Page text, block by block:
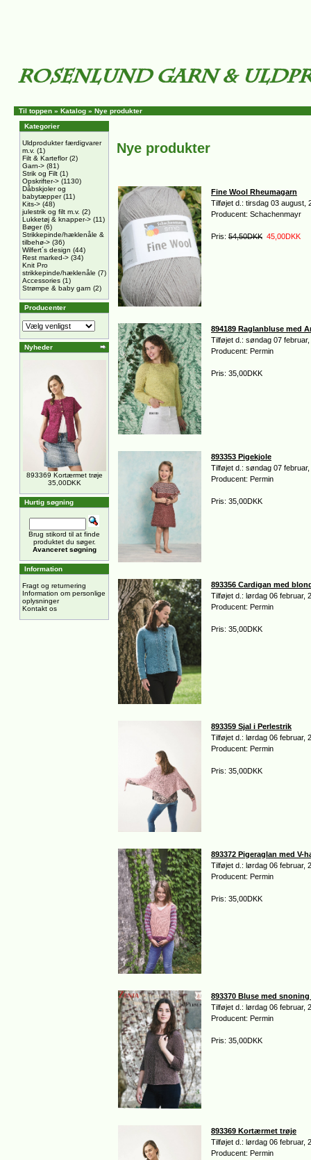
Til toppen » Katalog » Nye produkter
Kategorier
Uldprodukter færdigvarer
m.v. (1)
Filt & Karteflor(2)
Garn-> (81)
Strik og Filt (1)
Opskrifter-> (1130)
Dåbskjoler og
babytæpper(11)
Kits-> (48)
julestrik og filt m.v. (2)
Lukketøj & knapper-> (11)
Bøger(6)
Strikkepinde/hæklenåle &
tilbehø-> (36)
Wilfert´s design (44)
Rest marked-> (34)
Knit Pro
strikkepinde/hæklenåle (7)
Accessories (1)
Strømpe & baby garn (2)
Producenter
Nyheder
893369 Kortærmet trøje
35,00DKK
Hurtig søgning
Brug stikord til at finde
produktet du søger.
Avanceret søgning
Information
Fragt og returnering
Information om personlige
oplysninger
Kontakt os
Nye produkter
Fine Wool Rheumagarn
Tilføjet d.: tirsdag 03 august,
Producent: Schachenmayr
Pris: 54,50DKK 45,00DKK
894189 Raglanbluse med
Tilføjet d.: søndag 07 februar,
Producent: Permin
Pris: 35,00DKK
893353 Pigekjole
Tilføjet d.: søndag 07 februar,
Producent: Permin
Pris: 35,00DKK
893356 Cardigan med
Tilføjet d.: lørdag 06 februar,
Producent: Permin
Pris: 35,00DKK
893359 Sjal i Perlestrik
Tilføjet d.: lørdag 06 februar,
Producent: Permin
Pris: 35,00DKK
893372 Pigeraglan med V-
Tilføjet d.: lørdag 06 februar,
Producent: Permin
Pris: 35,00DKK
893370 Bluse med
Tilføjet d.: lørdag 06 februar,
Producent: Permin
Pris: 35,00DKK
893369 Kortærmet trøje
Tilføjet d.: lørdag 06 februar,
Producent: Permin